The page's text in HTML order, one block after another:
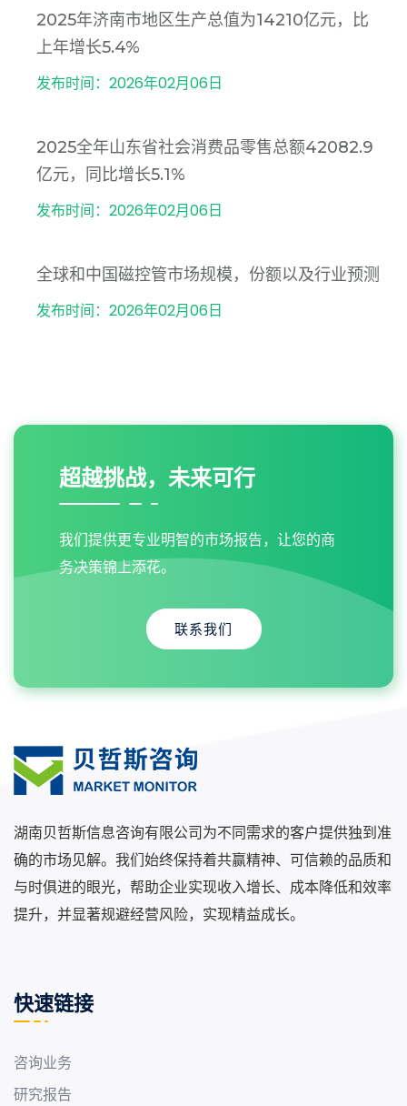
2025年济南市地区生产总值为14210亿元，比
上年增长5.4%
发布时间：2026年02月06日
2025全年山东省社会消费品零售总额42082.9
亿元，同比增长5.1%
发布时间：2026年02月06日
全球和中国磁控管市场规模，份额以及行业预测
发布时间：2026年02月06日
超越挑战，未来可行
我们提供更专业明智的市场报告，让您的商
务决策锦上添花。
联系我们
湖南贝哲斯信息咨询有限公司为不同需求的客户提供独到准
确的市场见解。我们始终保持着共赢精神、可信赖的品质和
与时俱进的眼光，帮助企业实现收入增长、成本降低和效率
提升，并显著规避经营风险，实现精益成长。
快速链接
咨询业务
研究报告